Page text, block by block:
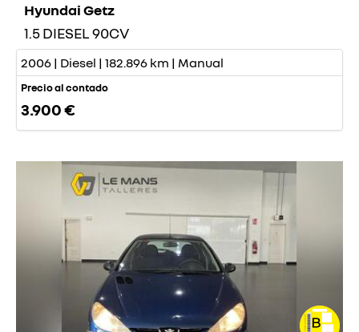
Hyundai Getz
1.5 DIESEL 90CV
2006 | Diesel | 182.896 km | Manual
Precio al contado
3.900 €